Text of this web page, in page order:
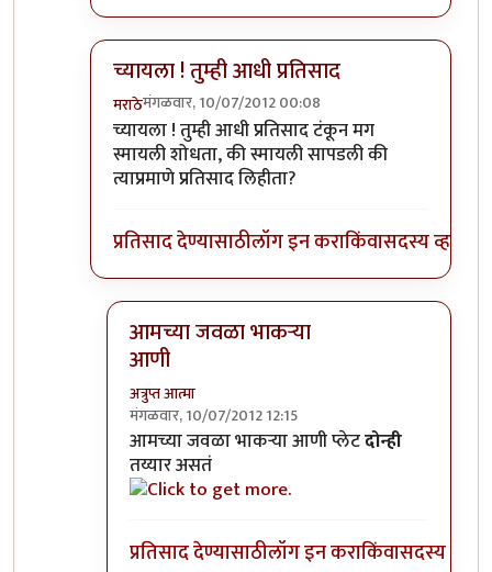
च्यायला ! तुम्ही आधी प्रतिसाद
मराठेमंगळवार, 10/07/2012 00:08
In reply toबॅटमॅनचा स्पायडरमॅन झाला
च्यायला ! तुम्ही आधी प्रतिसाद टंकून मग
स्मायली शोधता, की स्मायली सापडली की
त्याप्रमाणे प्रतिसाद लिहीता?
प्रतिसाद देण्यासाठीलॉग इन कराकिंवासदस्य व्हा
आमच्या जवळा भाकर्‍या
आणी
अत्रुप्त आत्मा
मंगळवार, 10/07/2012 12:15
In reply toच्यायला ! तुम्ही आधी प्रतिसाद
आमच्या जवळा भाकर्‍या आणी प्लेटदोन्ही
तय्यार असतं
प्रतिसाद देण्यासाठीलॉग इन कराकिंवासदस्य व्हा